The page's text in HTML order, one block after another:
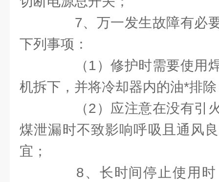
7、万一发生故障有必要
下列事项：
（1）修护时需要使用焊
机拆下，并将冷却器内的油*排
（2）应注意在没有引火
煤泄漏时不致影响呼吸且通风
宜；
8、长时间停止使用时